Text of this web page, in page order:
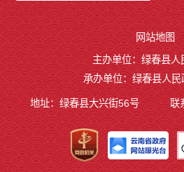
网站地图
主办单位：绿春县人
承办单位：绿春县人民
地址：绿春县大兴街56号 联